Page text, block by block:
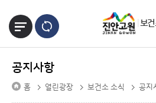
보
공지사항
홈 열린광장 보건소 소식 공지